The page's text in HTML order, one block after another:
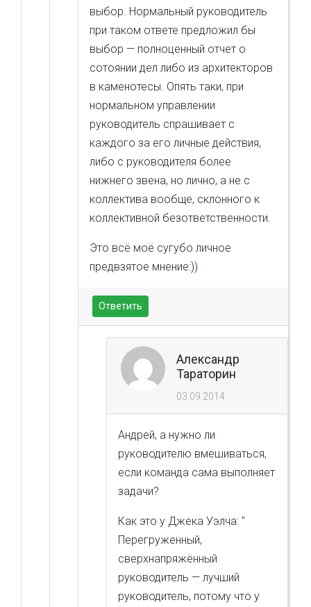
выбор. Нормальный руководитель
при таком ответе предложил бы
выбор — полноценный отчет о
сотоянии дел либо из архитекторов
в каменотесы. Опять таки, при
нормальном управлении
руководитель спрашивает с
каждого за его личные действия,
либо с руководителя более
нижнего звена, но лично, а не с
коллектива вообще, склонного к
коллективной безответственности.
Это всё моё сугубо личное
предвзятое мнение:))
Ответить
Александр
Тараторин
03.09.2014
Андрей, а нужно ли
руководителю вмешиваться,
если команда сама выполняет
задачи?
Как это у Джека Уэлча: "
Перегруженный,
сверхнапряжённый
руководитель — лучший
руководитель, потому что у